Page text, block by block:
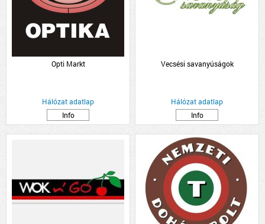
Opti Markt
Hálózat adatlap
Info
Vecsési savanyúságok
Hálózat adatlap
Info